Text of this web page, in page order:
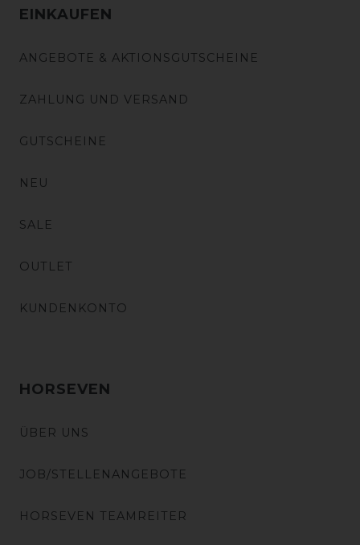
EINKAUFEN
ANGEBOTE & AKTIONSGUTSCHEINE
ZAHLUNG UND VERSAND
GUTSCHEINE
NEU
SALE
OUTLET
KUNDENKONTO
HORSEVEN
ÜBER UNS
JOB/STELLENANGEBOTE
HORSEVEN TEAMREITER